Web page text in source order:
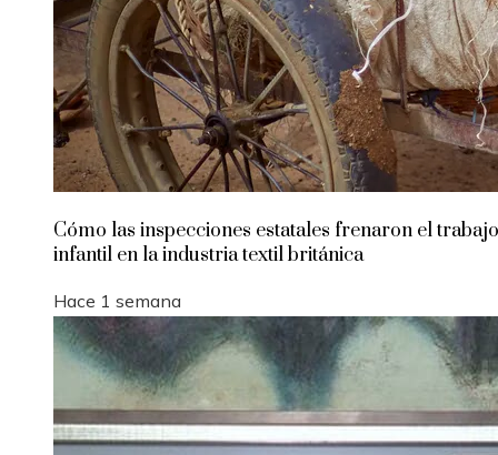
Cómo las inspecciones estatales frenaron el trabajo
infantil en la industria textil británica
Hace 1 semana